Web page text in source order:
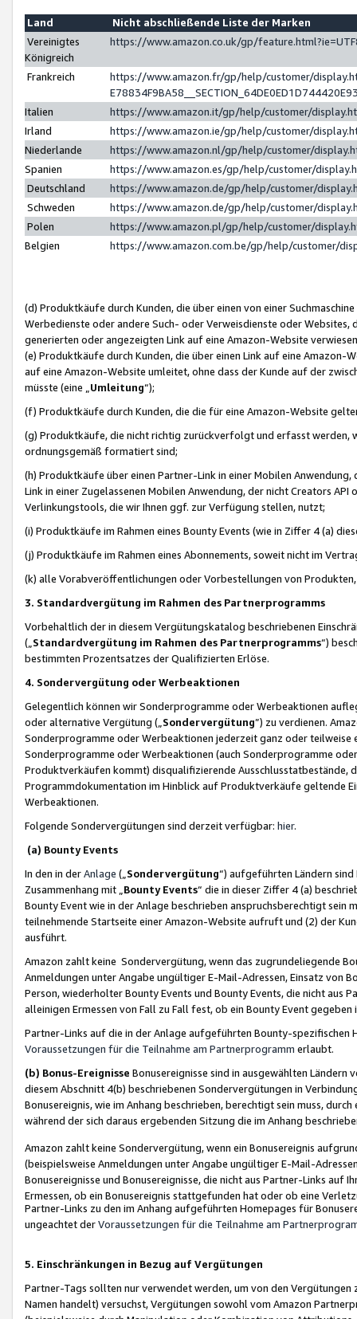
Land
Nicht abschließende Liste der Marken
Vereinigtes
Königreich
https://www.amazon.co.uk/gp/
Frankreich
https://www.amazon.fr/gp/help/customer/
Italien
https://www.amazon.it/gp/help/customer/
Irland
https://www.amazon.ie/gp/help/customer/
Niederlande
https://www.amazon.nl/gp/help/customer/
Spanien
https://www.amazon.es/gp/help/customer/
Deutschland
https://www.amazon.de/gp/help/customer/
Schweden
https://www.amazon.de/gp/help/customer/
Polen
https://www.amazon.pl/gp/help/customer/
Belgien
https://www.amazon.com.be/gp/help/customer/
(d) Produktkäufe durch Kunden, die über einen von einer
Werbedienste oder andere Such- oder Verweisdienste oder Websites,
generierten oder angezeigten Link auf eine Amazon-Website
(e) Produktkäufe durch Kunden, die über einen Link auf eine
auf eine Amazon-Website umleitet, ohne dass der Kunde auf der
müsste (eine „ Umleitung“);
(f) Produktkäufe durch Kunden, die die für eine Amazon-Website
(g) Produktkäufe, die nicht richtig zurückverfolgt und erfasst werden,
ordnungsgemäß formatiert sind;
(h) Produktkäufe über einen Partner-Link in einer Mobilen
Link in einer Zugelassenen Mobilen Anwendung, der nicht Creators
Verlinkungstools, die wir Ihnen ggf. zur Verfügung stellen, nutzt;
(i) Produktkäufe im Rahmen eines Bounty Events (wie in Ziffer 4 (a)
(j) Produktkäufe im Rahmen eines Abonnements, soweit nicht im
(k) alle Vorabveröffentlichungen oder Vorbestellungen von
3. Standardvergütung im Rahmen des Partnerprogramms
Vorbehaltlich der in diesem Vergütungskatalog beschriebenen
(„ Standardvergütung im Rahmen des Partnerprogramms“)
bestimmten Prozentsatzes der Qualifizierten Erlöse.
4. Sondervergütung oder Werbeaktionen
Gelegentlich können wir Sonderprogramme oder Werbeaktionen
oder alternative Vergütung („ Sondervergütung”) zu verdienen.
Sonderprogramme oder Werbeaktionen jederzeit ganz oder
Sonderprogramme oder Werbeaktionen (auch Sonderprogramme
Produktverkäufen kommt) disqualifizierende Ausschlusstatbestände,
Programmdokumentation im Hinblick auf Produktverkäufe geltende
Werbeaktionen.
Folgende Sondervergütungen sind derzeit verfügbar: hier.
(a) Bounty Events
In den in derAnlage („ Sondervergütung“) aufgeführten Ländern
Zusammenhang mit „ Bounty Events“ die in dieser Ziffer 4 (a)
Bounty Event wie in der Anlage beschrieben anspruchsberechtigt sein
teilnehmende Startseite einer Amazon-Website aufruft und (2) der
ausführt.
Amazon zahlt keine Sondervergütung, wenn das zugrundeliegende
Anmeldungen unter Angabe ungültiger E-Mail-Adressen, Einsatz von
Person, wiederholter Bounty Events und Bounty Events, die nicht
alleinigen Ermessen von Fall zu Fall fest, ob ein Bounty Event
Partner-Links auf die in der Anlage aufgeführten Bounty-spezifischen
Voraussetzungen für die Teilnahme am Partnerprogramm erlaubt.
(b) Bonus-Ereignisse Bonusereignisse sind in ausgewählten Ländern
diesem Abschnitt 4(b) beschriebenen Sondervergütungen in
Bonusereignis, wie im Anhang beschrieben, berechtigt sein muss,
während der sich daraus ergebenden Sitzung die im Anhang
Amazon zahlt keine Sondervergütung, wenn ein Bonusereignis
(beispielsweise Anmeldungen unter Angabe ungültiger E-Mail-
Bonusereignisse und Bonusereignisse, die nicht aus Partner-Links auf
Ermessen, ob ein Bonusereignis stattgefunden hat oder ob eine
Partner-Links zu den im Anhang aufgeführten Homepages für
ungeachtet derVoraussetzungen für die Teilnahme am
5. Einschränkungen in Bezug auf Vergütungen
Partner-Tags sollten nur verwendet werden, um von den
Namen handelt) versuchst, Vergütungen sowohl vom Amazon